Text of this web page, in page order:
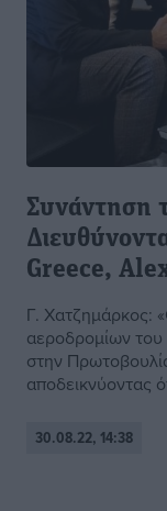
Συνάντηση
Greece,
Γ. Χατζημάρκος:
αεροδρομίων του
στην
αποδεικνύοντας
30.08.22, 14:38